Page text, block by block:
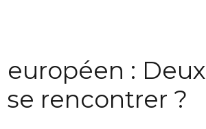
: Deux
rencontrer ?